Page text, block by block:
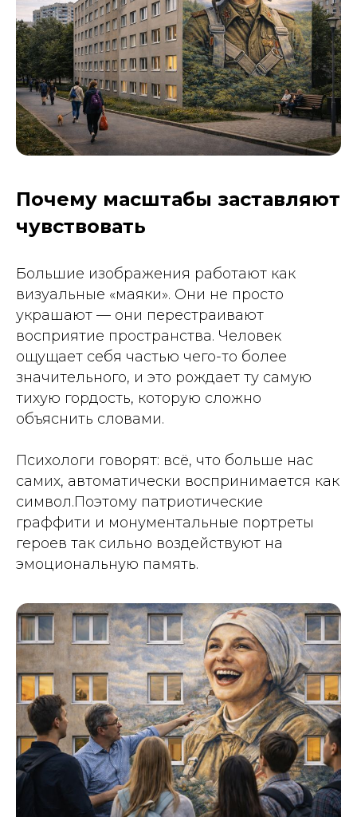
Почему масштабы заставляют
чувствовать
Большие изображения работают как
визуальные «маяки». Они не просто
украшают — они перестраивают
восприятие пространства. Человек
ощущает себя частью чего-то более
значительного, и это рождает ту самую
тихую гордость, которую сложно
объяснить словами.
Психологи говорят: всё, что больше нас
самих, автоматически воспринимается как
символ.Поэтому патриотические
граффити и монументальные портреты
героев так сильно воздействуют на
эмоциональную память.